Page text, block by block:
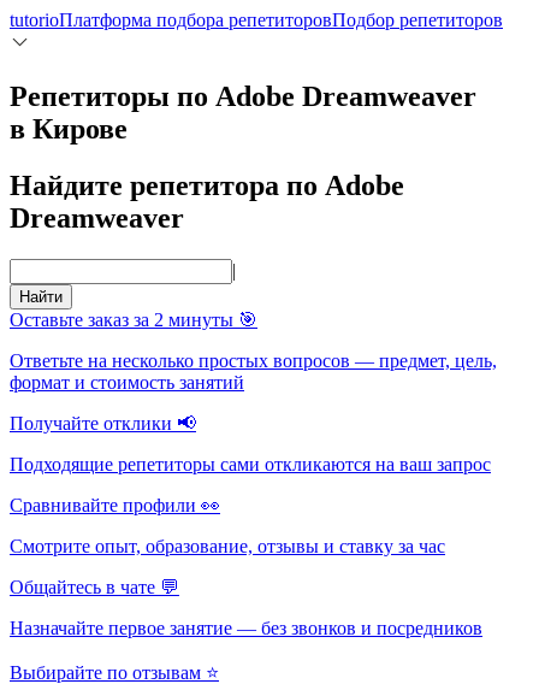
tutorioПлатформа подбора репетиторовПодбор репетиторов
Репетиторы по Adobe Dreamweaver
в Кирове
Найдите репетитора по Adobe
Dreamweaver
|
Найти
Оставьте заказ за 2 минуты 🎯
Ответьте на несколько простых вопросов — предмет, цель,
формат и стоимость занятий
Получайте отклики 📢
Подходящие репетиторы сами откликаются на ваш запрос
Сравнивайте профили 👀
Смотрите опыт, образование, отзывы и ставку за час
Общайтесь в чате 💬
Назначайте первое занятие — без звонков и посредников
Выбирайте по отзывам ⭐